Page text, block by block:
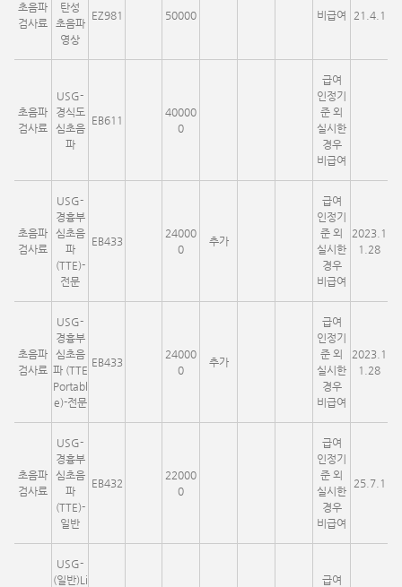
초음파
검사료
탄성
초음파
영상
EZ981 50000 비급여 21.4.1
초음파
검사료
USG-
경식도
심초음
파
EB611
40000
0
급여
인정기
준 외
실시한
경우
비급여
초음파
검사료
USG-
경흉부
심초음
파
(TTE)-
전문
EB433
24000
0
추가
급여
인정기
준 외
실시한
경우
비급여
2023.1
1.28
초음파
검사료
USG-
경흉부
심초음
파 (TTE
Portabl
e)-전문
EB433
24000
0
추가
급여
인정기
준 외
실시한
경우
비급여
2023.1
1.28
초음파
검사료
USG-
경흉부
심초음
파
(TTE)-
일반
EB432
22000
0
급여
인정기
준 외
실시한
경우
비급여
25.7.1
USG-
(일반)Li
급여